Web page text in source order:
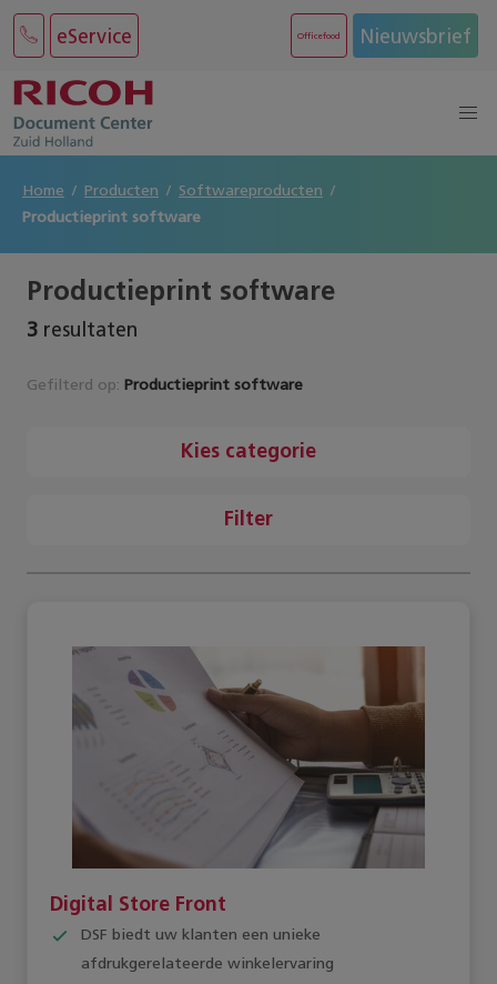
eService Officefood Nieuwsbrief
Home Producten
Softwareproducten
Productieprint software
Productieprint software
3 resultaten
Gefilterd op: Productieprint software
Kies categorie
Filter
Digital Store Front
DSF biedt uw klanten een unieke
afdrukgerelateerde winkelervaring